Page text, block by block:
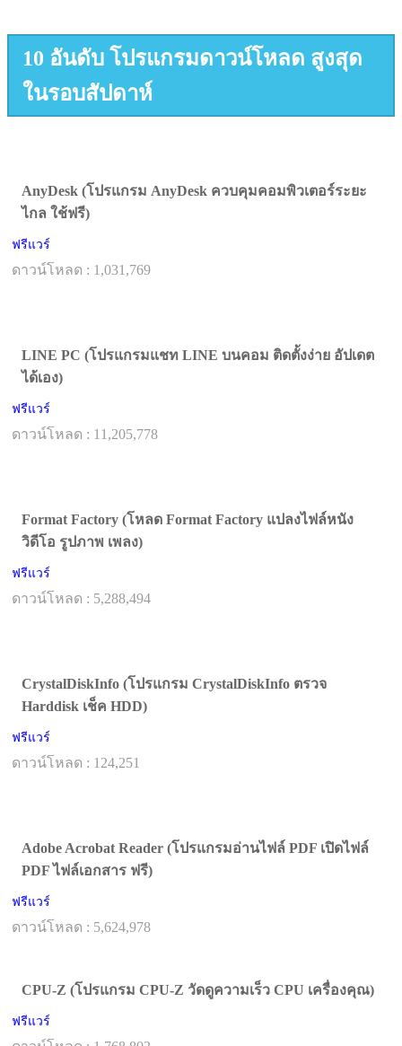
10 อันดับ โปรแกรมดาวน์โหลด สูงสุด
ในรอบสัปดาห์
AnyDesk (โปรแกรม AnyDesk ควบคุมคอมพิวเตอร์ระยะ
ไกล ใช้ฟรี)
ฟรีแวร์
ดาวน์โหลด : 1,031,769
LINE PC (โปรแกรมแชท LINE บนคอม ติดตั้งง่าย อัปเดต
ได้เอง)
ฟรีแวร์
ดาวน์โหลด : 11,205,778
Format Factory (โหลด Format Factory แปลงไฟล์หนัง
วิดีโอ รูปภาพ เพลง)
ฟรีแวร์
ดาวน์โหลด : 5,288,494
CrystalDiskInfo (โปรแกรม CrystalDiskInfo ตรวจ
Harddisk เช็ค HDD)
ฟรีแวร์
ดาวน์โหลด : 124,251
Adobe Acrobat Reader (โปรแกรมอ่านไฟล์ PDF เปิดไฟล์
PDF ไฟล์เอกสาร ฟรี)
ฟรีแวร์
ดาวน์โหลด : 5,624,978
CPU-Z (โปรแกรม CPU-Z วัดดูความเร็ว CPU เครื่องคุณ)
ฟรีแวร์